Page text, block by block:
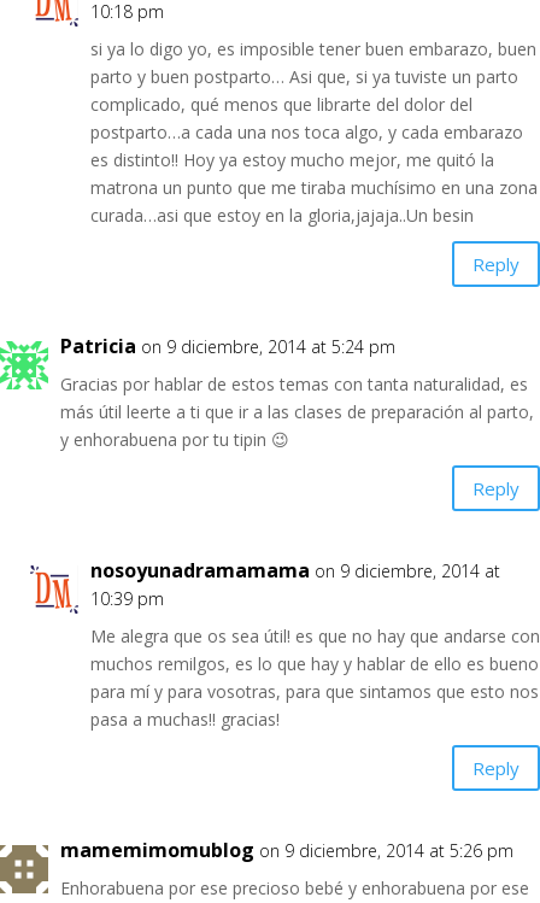
10:18 pm
si ya lo digo yo, es imposible tener buen embarazo, buen
parto y buen postparto… Asi que, si ya tuviste un parto
complicado, qué menos que librarte del dolor del
postparto…a cada una nos toca algo, y cada embarazo
es distinto!! Hoy ya estoy mucho mejor, me quitó la
matrona un punto que me tiraba muchísimo en una zona
curada…asi que estoy en la gloria,jajaja..Un besin
Reply
Patricia on 9 diciembre, 2014 at 5:24 pm
Gracias por hablar de estos temas con tanta naturalidad, es
más útil leerte a ti que ir a las clases de preparación al parto,
y enhorabuena por tu tipin 😉
Reply
nosoyunadramamama on 9 diciembre, 2014 at
10:39 pm
Me alegra que os sea útil! es que no hay que andarse con
muchos remilgos, es lo que hay y hablar de ello es bueno
para mí y para vosotras, para que sintamos que esto nos
pasa a muchas!! gracias!
Reply
mamemimomublog on 9 diciembre, 2014 at 5:26 pm
Enhorabuena por ese precioso bebé y enhorabuena por ese